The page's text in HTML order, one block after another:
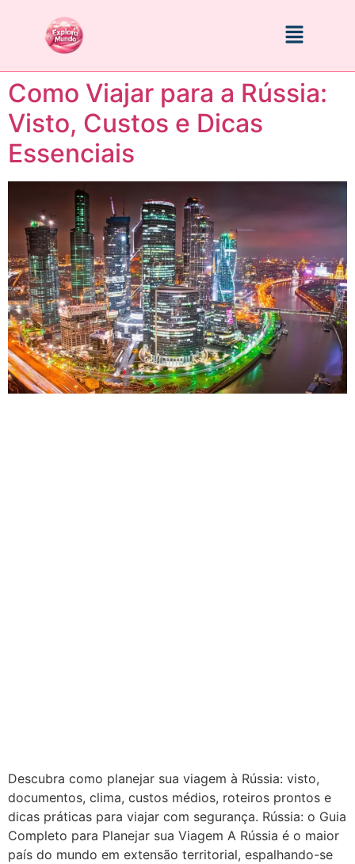
Como Viajar para a Rússia:
Visto, Custos e Dicas
Essenciais
Descubra como planejar sua viagem à Rússia: visto,
documentos, clima, custos médios, roteiros prontos e
dicas práticas para viajar com segurança. Rússia: o Guia
Completo para Planejar sua Viagem A Rússia é o maior
país do mundo em extensão territorial, espalhando-se